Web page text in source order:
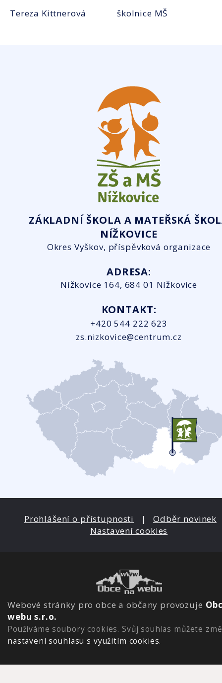
Tereza Kittnerová
školnice MŠ
ZÁKLADNÍ ŠKOLA A MATEŘSKÁ
NÍŽKOVICE
Okres Vyškov, příspěvková organizace
ADRESA:
Nížkovice 164, 684 01 Nížkovice
KONTAKT:
+420 544 222 623
zs.nizkovice@centrum.cz
Prohlášení o přístupnosti |Odběr novinek
Nastavení cookies
Webové stránky pro obce a občany provozuje
webu s.r.o.
Používáme soubory cookies. Svůj souhlas můžete
nastavení souhlasu s využitím cookies.